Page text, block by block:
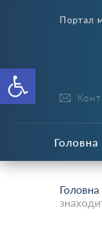
Портал
Головна
Головна